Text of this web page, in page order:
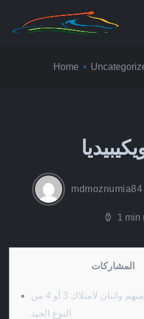
Home
mdmoznumia84
1 min
المشاركات
لا تستكشف منهم واثنان لامتلاك 3 أو 4 من
النوع الجيد